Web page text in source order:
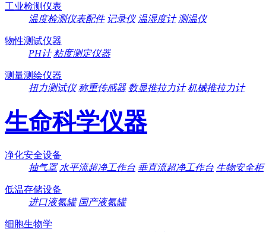
工业检测仪表
温度检测仪表配件 记录仪 温湿度计 测温仪
物性测试仪器
PH计 粘度测定仪器
测量测绘仪器
扭力测试仪 称重传感器 数显推拉力计 机械推拉力计
生命科学仪器
净化安全设备
抽气罩 水平流超净工作台 垂直流超净工作台 生物安全柜
低温存储设备
进口液氮罐 国产液氮罐
细胞生物学